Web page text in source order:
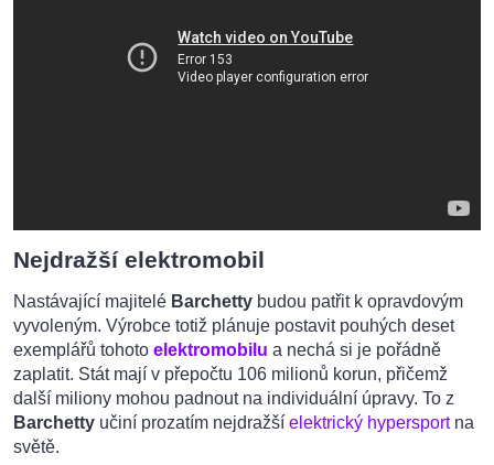
Nejdražší elektromobil
Nastávající majitelé Barchetty budou patřit k opravdovým
vyvoleným. Výrobce totiž plánuje postavit pouhých deset
exemplářů tohoto elektromobilu a nechá si je pořádně
zaplatit. Stát mají v přepočtu 106 milionů korun, přičemž
další miliony mohou padnout na individuální úpravy. To z
Barchetty učiní prozatím nejdražší elektrický hypersportna
světě.